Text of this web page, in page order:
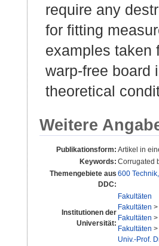
require any
for fitting
examples taken
warp-free board
theoretical
Weitere
Publikationsform: Artikel in
Keywords: Corrugated
Themengebiete aus
DDC:
600
Institutionen der
Universität:
Fakultäten
Fakultäten >
Fakultäten >
Fakultäten >
Univ.-Prof.